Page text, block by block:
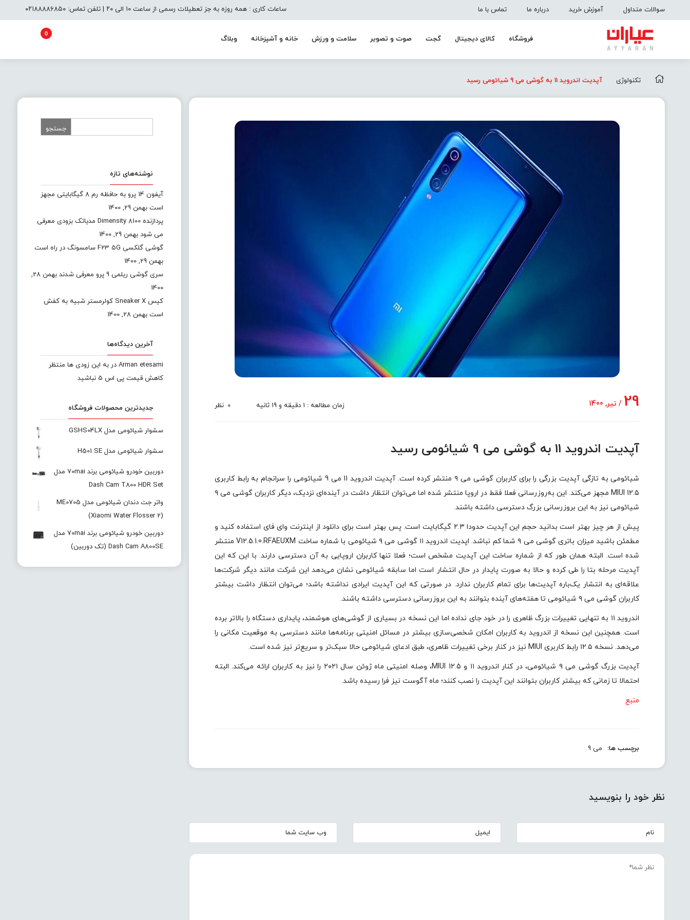
سوالات متداول آموزش خرید درباره ما تماس با ما ساعات کاری : همه روزه به جز تعطیلات رسمی از ساعت ۱۰ الی ۲۰ | تلفن تماس: ۰۲۱۸۸۸۸۶۸۵۰
فروشگاه کالای دیجیتال گجت صوت و تصویر سلامت و ورزش خانه و آشپزخانه وبلاگ
0
تکنولوژی آپدیت اندروید 11 به گوشی می 9 شیائومی رسید
29 / تیر, 1400 0 نظر زمان مطالعه : 1 دقیقه و 19 ثانیه
آپدیت اندروید 11 به گوشی می 9 شیائومی رسید
شیائومی به تازگی آپدیت بزرگی را برای کاربران گوشی می ۹ منتشر کرده است. آپدیت اندروید 11 می 9 شیائومی را سرانجام به رابط کاربری
MIUI 12.5 مجهز می‌کند. این به‌روزرسانی فعلا فقط در اروپا منتشر شده اما می‌توان انتظار داشت در آینده‌ای نزدیک، دیگر کاربران گوشی می ۹
شیائومی نیز به این بروزرسانی بزرگ دسترسی داشته باشند.
پیش از هر چیز بهتر است بدانید حجم این آپدیت حدودا ۲.۳ گیگابایت است. پس بهتر است برای دانلود از اینترنت وای فای استفاده کنید و
مطمئن باشید میزان باتری گوشی می ۹ شما کم نباشد. اپدیت اندروید ۱۱ گوشی می ۹ شیائومی با شماره ساخت V12.5.1.0.RFAEUXM منتشر
شده است. البته همان طور که از شماره ساخت این آپدیت مشخص است؛ فعلا تنها کاربران اروپایی به آن دسترسی دارند. با این که این
آپدیت مرحله بتا را طی کرده و حالا به صورت پایدار در حال انتشار است اما سابقه شیائومی نشان می‌دهد این شرکت مانند دیگر شرکت‌ها
علاقه‌ای به انتشار یک‌باره آپدیت‌ها برای تمام کاربران ندارد. در صورتی که این آپدیت ایرادی نداشته باشد؛ می‌توان انتظار داشت بیشتر
کاربران گوشی می ۹ شیائومی تا هفته‌های آینده بتوانند به این بروزرسانی دسترسی داشته باشند.
اندروید ۱۱ به تنهایی تغییرات بزرگ ظاهری را در خود جای نداده اما این نسخه در بسیاری از گوشی‌های هوشمند، پایداری دستگاه را بالاتر برده
است. همچنین این نسخه از اندروید به کاربران امکان شخصی‌سازی بیشتر در مسائل امنیتی برنامه‌ها مانند دسترسی به موقعیت مکانی را
می‌دهد. نسخه ۱۲.۵ رابط کاربری MIUI نیز در کنار برخی تغییرات ظاهری، طبق ادعای شیائومی حالا سبک‌تر و سریع‌تر نیز شده است.
آپدیت بزرگ گوشی می ۹ شیائومی، در کنار اندروید ۱۱ و MIUI 12.5، وصله امنیتی ماه ژوئن سال ۲۰۲۱ را نیز به کاربران ارائه می‌کند. البته
احتمالا تا زمانی که بیشتر کاربران بتوانند این آپدیت را نصب کنند؛ ماه آگوست نیز فرا رسیده باشد.
منبع
برچسب ها: می 9
نظر خود را بنویسید
نوشته‌های تازه
آیفون 14 پرو به حافظه رم 8 گیگابایتی مجهز
است بهمن 29, 1400
پردازنده Dimensity 8100 مدیاتک بزودی معرفی
می شود بهمن 29, 1400
گوشی گلکسی F23 5G سامسونگ در راه است
بهمن 29, 1400
سری گوشی ریلمی 9 پرو معرفی شدند
بهمن 28,
1400
کیس Sneaker X کولرمستر شبیه به کفش
است بهمن 28, 1400
آخرین دیدگاه‌ها
Arman etesami دربه این زودی ها منتظر
کاهش قیمت پی اس 5 نباشید
جدیدترین محصولات فروشگاه
سشوار شیائومی مدل GSHS04LX
سشوار شیائومی مدل H501 SE
دوربین خودرو شیائومی برند 70mai مدل
Dash Cam T800 HDR Set
واتر جت دندان شیائومی مدل ME0705
(Xiaomi Water Flosser 2)
دوربین خودرو شیائومی برند 70mai مدل
Dash Cam A800SE (تک دوربین)